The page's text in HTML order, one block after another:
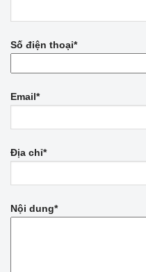
Số điện thoại*
Email*
Địa chỉ*
Nội dung*